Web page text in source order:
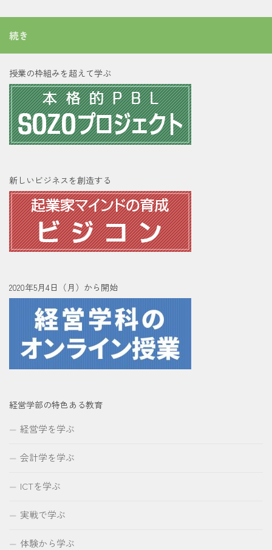
続き
授業の枠組みを超えて学ぶ
新しいビジネスを創造する
2020年5月4日（月）から開始
経営学部の特色ある教育
経営学を学ぶ
会計学を学ぶ
ICTを学ぶ
実戦で学ぶ
体験から学ぶ